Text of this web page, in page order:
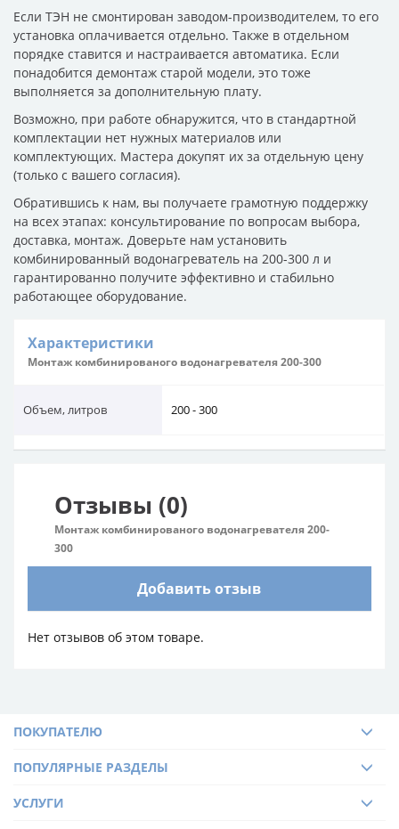
Если ТЭН не смонтирован заводом-производителем, то его
установка оплачивается отдельно. Также в отдельном
порядке ставится и настраивается автоматика. Если
понадобится демонтаж старой модели, это тоже
выполняется за дополнительную плату.
Возможно, при работе обнаружится, что в стандартной
комплектации нет нужных материалов или
комплектующих. Мастера докупят их за отдельную цену
(только с вашего согласия).
Обратившись к нам, вы получаете грамотную поддержку
на всех этапах: консультирование по вопросам выбора,
доставка, монтаж. Доверьте нам установить
комбинированный водонагреватель на 200-300 л и
гарантированно получите эффективно и стабильно
работающее оборудование.
Характеристики
Монтаж комбинированого водонагревателя 200-300
Объем, литров 200 - 300
Отзывы (0)
Монтаж комбинированого водонагревателя 200-
300
Добавить отзыв
Нет отзывов об этом товаре.
ПОКУПАТЕЛЮ
ПОПУЛЯРНЫЕ РАЗДЕЛЫ
УСЛУГИ